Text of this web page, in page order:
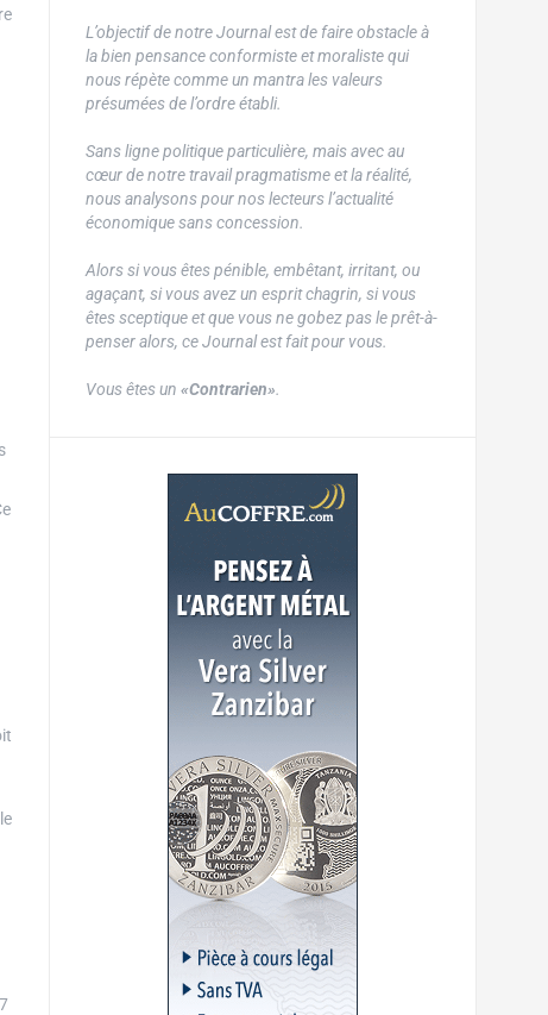
L’objectif de notre Journal est de faire obstacle à
la bien pensance conformiste et moraliste qui
nous répète comme un mantra les valeurs
présumées de l’ordre établi.
Sans ligne politique particulière, mais avec au
cœur de notre travail pragmatisme et la réalité,
nous analysons pour nos lecteurs l’actualité
économique sans concession.
Alors si vous êtes pénible, embêtant, irritant, ou
agaçant, si vous avez un esprit chagrin, si vous
êtes sceptique et que vous ne gobez pas le prêt-à-
penser alors, ce Journal est fait pour vous.
Vous êtes un «Contrarien».